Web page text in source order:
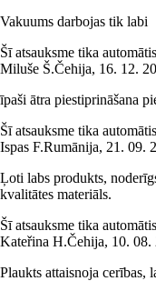
Vakuums darbojas tik labi
Šī atsauksme tika
Miluše Š.Čehija, 16. 12.
īpaši ātra piestiprināšana
Šī atsauksme tika
Ispas F.Rumānija, 21. 09.
Ļoti labs produkts,
kvalitātes materiāls.
Šī atsauksme tika
Kateřina H.Čehija, 10. 08.
Plaukts attaisnoja cerības,